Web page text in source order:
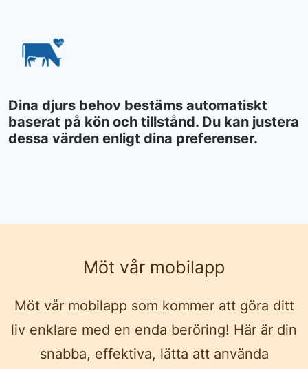
Dina djurs behov bestäms automatiskt
baserat på kön och tillstånd. Du kan justera
dessa värden enligt dina preferenser.
Möt vår mobilapp
Möt vår mobilapp som kommer att göra ditt
liv enklare med en enda beröring! Här är din
snabba, effektiva, lätta att använda